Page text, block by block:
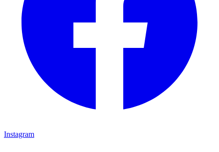
Instagram